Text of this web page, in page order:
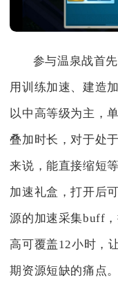
参与温泉战首
用训练加速、建造
以中高等级为主，
叠加时长，对于处
来说，能直接缩短
加速礼盒，打开后
源的加速采集buff
高可覆盖12小时，
期资源短缺的痛点。